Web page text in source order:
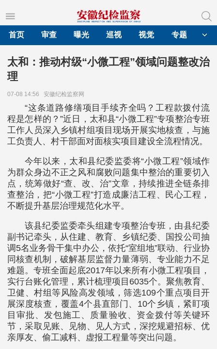
首页
审查 曝光 巡视 视觉 专题
太和：推动村级“小微工程”领域问题整改治
理
07-08 14:56 安徽纪检监察网
“这条道路修缮项目手续齐全吗？工程款拨付流
程是怎样的？”近日，太和县“小微工程”专项整治专班
工作人员深入乡镇村组项目现场开展实地核查，与施
工负责人、村干部面对面核实项目建设全流程情况。
今年以来，太和县纪委监委将“小微工程”领域作
为群众身边不正之风和腐败问题集中整治的重要切入
点，统筹做好“查、改、治”文章，持续推进全链条排
查整治，把“小微工程”打造成廉洁工程、民心工程，
不断提升基层治理规范化水平。
该县纪委监委牵头组建专项整治专班，由县纪委
副书记牵头，从住建、教育、乡镇纪委、国投公司抽
调5名业务骨干集中办公，依托“室组地”联动、行业协
同核查机制，破解基层监督力量薄弱、专业能力不足
难题。专班全面起底2017年以来所有小微工程项目，
实行台账化管理，累计梳理项目6035个。聚焦教育、
卫健、村组等风险高发领域，筛选109个重点项目开
展深度核查，覆盖4个县直部门、10个乡镇，紧盯项
目审批、发包施工、质量验收、资金拨付等关键环
节，采取见账、见物、见人方式，深挖规避招标、优
亲厚友、偷工减料、虚报工程量等突出问题。